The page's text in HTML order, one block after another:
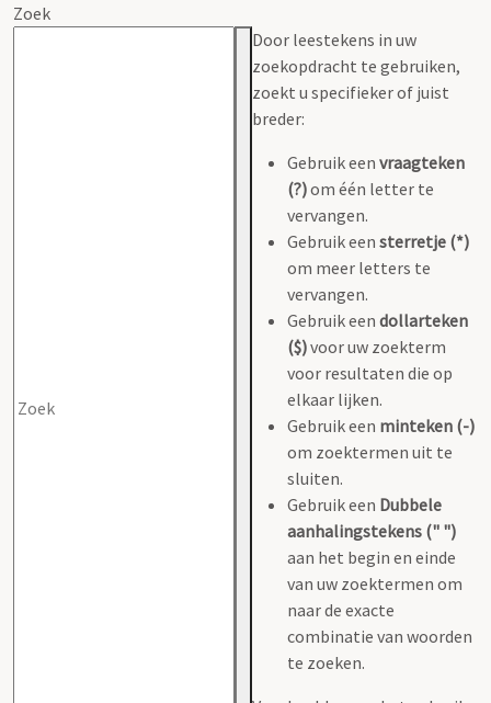
Zoek
Door leestekens in uw
zoekopdracht te gebruiken,
zoekt u specifieker of juist
breder:
Gebruik een vraagteken
(?)om één letter te
vervangen.
Gebruik een sterretje (*)
om meer letters te
vervangen.
Gebruik een dollarteken
($)voor uw zoekterm
voor resultaten die op
elkaar lijken.
Gebruik een minteken (-)
om zoektermen uit te
sluiten.
Gebruik een Dubbele
aanhalingstekens (" ")
aan het begin en einde
van uw zoektermen om
naar de exacte
combinatie van woorden
te zoeken.